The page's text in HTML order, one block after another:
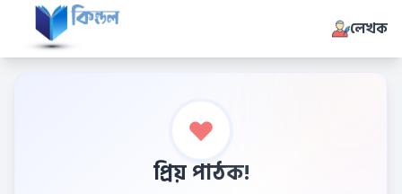
লেখক
প্রিয় পাঠক!